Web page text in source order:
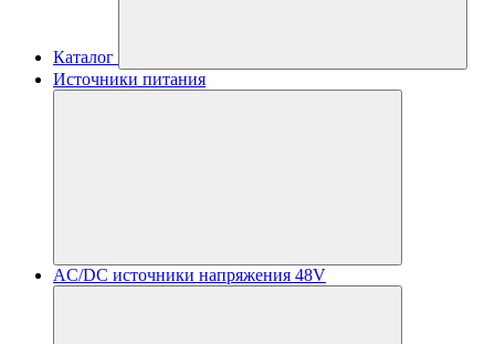
Каталог
Источники питания
AC/DC источники напряжения 48V